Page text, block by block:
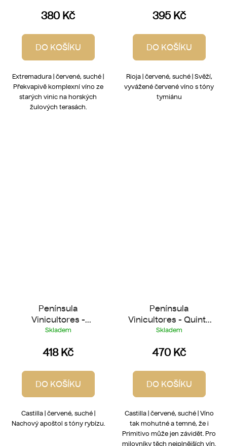
380 Kč
DO KOŠÍKU
Extremadura | červené, suché |
Překvapivě komplexní víno ze
starých vinic na horských
žulových terasách.
395 Kč
DO KOŠÍKU
Rioja | červené, suché | Svěží,
vyvážené červené víno s tóny
tymiánu
Península
Vinicultores -
Apostata 2019
Skladem
418 Kč
DO KOŠÍKU
Castilla | červené, suché |
Nachový apoštol s tóny rybízu.
Península
Vinicultores - Quinta
de Quercus 2021
Skladem
470 Kč
DO KOŠÍKU
Castilla | červené, suché | Víno
tak mohutné a temné, že i
Primitivo může jen závidět. Pro
milovníky těch nejplnějších vín.